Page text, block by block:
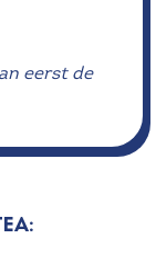
eerst de